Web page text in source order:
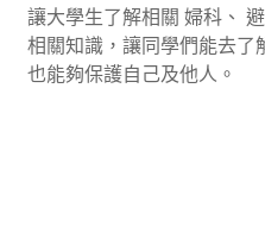
讓大學生了解相關 婦科、
相關知識，讓同學們能去了
也能夠保護自己及他人。